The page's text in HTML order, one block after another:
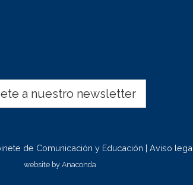
a nuestro newsletter
de Comunicación y Educación | Aviso
website by Anaconda